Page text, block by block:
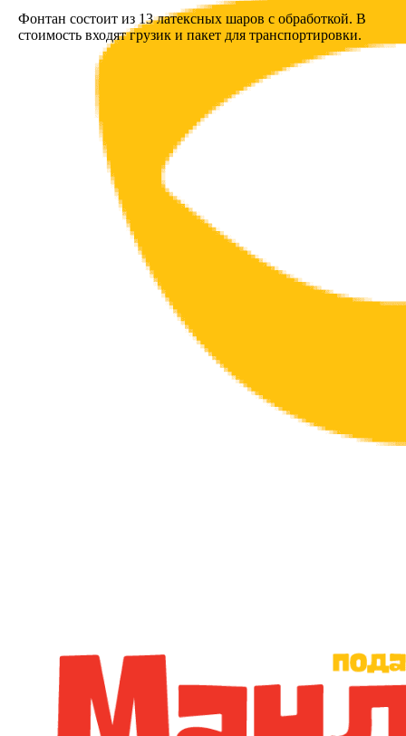
Фонтан состоит из 13 латексных шаров с обработкой. В
стоимость входят грузик и пакет для транспортировки.